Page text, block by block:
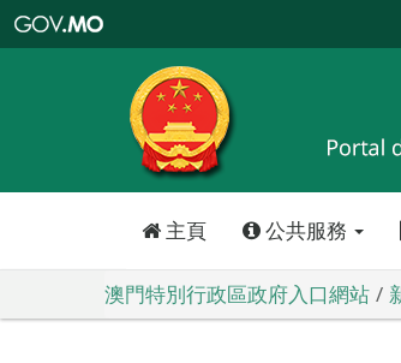
特
政
區
政
口
主頁 公共服務
澳門特別行政區政府入口網站